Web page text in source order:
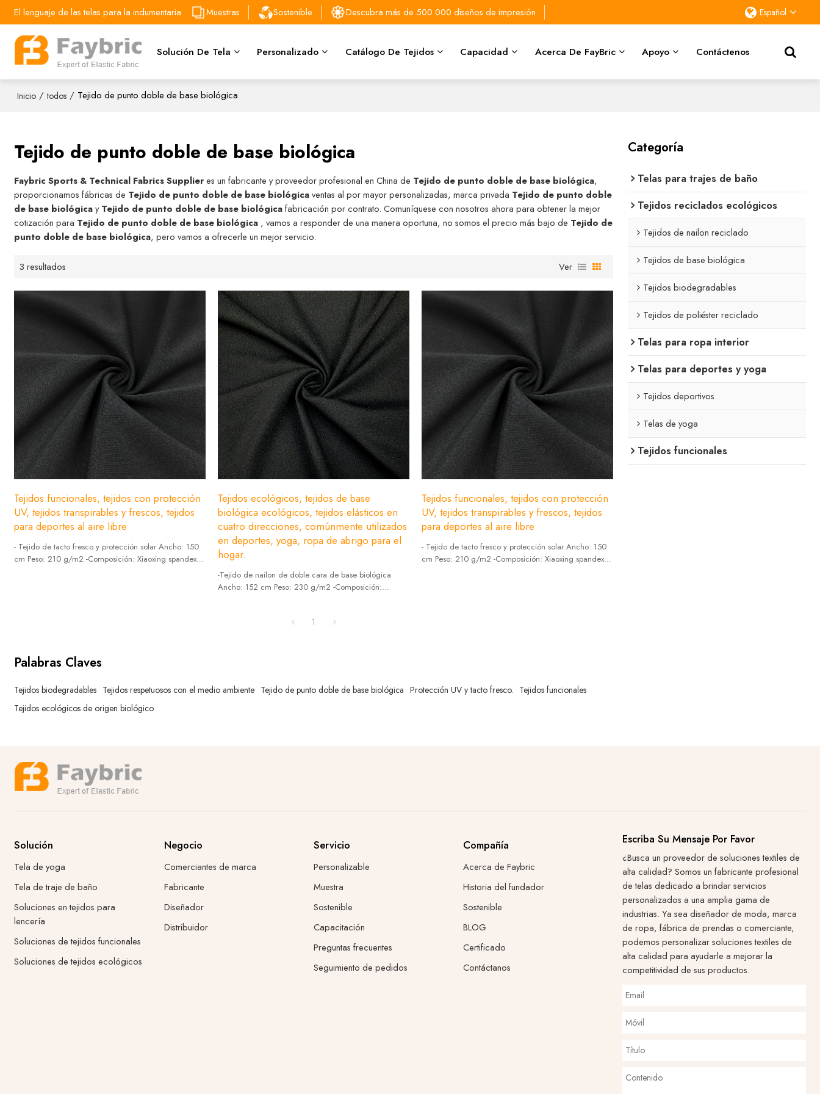
El lenguaje de las telas para la indumentaria Muestras Sostenible Descubra más de 500.000 diseños de impresión Español
Solución De Tela Personalizado Catálogo De Tejidos Capacidad Acerca De FayBric Apoyo Contáctenos
Inicio / todos / Tejido de punto doble de base biológica
Tejido de punto doble de base biológica
Faybric Sports & Technical Fabrics Supplieres un fabricante y proveedor profesional en China de Tejido de punto doble de base biológica,
proporcionamos fábricas de Tejido de punto doble de base biológicaventas al por mayor personalizadas, marca privada Tejido de punto doble
de base biológicayTejido de punto doble de base biológicafabricación por contrato. Comuníquese con nosotros ahora para obtener la mejor
cotización para Tejido de punto doble de base biológica , vamos a responder de una manera oportuna, no somos el precio más bajo de Tejido de
punto doble de base biológica, pero vamos a ofrecerle un mejor servicio.
3 resultados Ver
Tejidos funcionales, tejidos con protección
UV, tejidos transpirables y frescos, tejidos
para deportes al aire libre
- Tejido de tacto fresco y protección solar Ancho: 150
cm Peso: 210 g/m2 -Composición: Xiaoxing spandex
Tejidos ecológicos, tejidos de base
biológica ecológicos, tejidos elásticos en
cuatro direcciones, comúnmente utilizados
en deportes, yoga, ropa de abrigo para el
hogar.
-Tejido de nailon de doble cara de base biológica
Ancho: 152 cm Peso: 230 g/m2 -Composición:
ropa de yoga, ropa interior, ropa abrigada para el
Tejidos funcionales, tejidos con protección
UV, tejidos transpirables y frescos, tejidos
para deportes al aire libre
- Tejido de tacto fresco y protección solar Ancho: 150
cm Peso: 210 g/m2 -Composición: Xiaoxing spandex
1
Palabras Claves
Tejidos biodegradables Tejidos respetuosos con el medio ambiente Tejido de punto doble de base biológica Protección UV y tacto fresco. Tejidos funcionales
Tejidos ecológicos de origen biológico
Categoría
Telas para trajes de baño
Tejidos reciclados ecológicos
Tejidos de nailon reciclado
Tejidos de base biológica
Tejidos biodegradables
Tejidos de poliéster reciclado
Telas para ropa interior
Telas para deportes y yoga
Tejidos deportivos
Telas de yoga
Tejidos funcionales
Solución
Tela de yoga
Tela de traje de baño
Soluciones en tejidos para
lencería
Soluciones de tejidos funcionales
Soluciones de tejidos ecológicos
Negocio
Comerciantes de marca
Fabricante
Diseñador
Distribuidor
Servicio
Personalizable
Muestra
Sostenible
Capacitación
Preguntas frecuentes
Seguimiento de pedidos
Compañía
Acerca de Faybric
Historia del fundador
Sostenible
BLOG
Certificado
Contáctanos
Escriba Su Mensaje Por Favor
¿Busca un proveedor de soluciones textiles de
alta calidad? Somos un fabricante profesional
de telas dedicado a brindar servicios
personalizados a una amplia gama de
industrias. Ya sea diseñador de moda, marca
de ropa, fábrica de prendas o comerciante,
podemos personalizar soluciones textiles de
alta calidad para ayudarle a mejorar la
competitividad de sus productos.